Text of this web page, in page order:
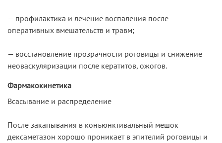
— профилактика и лечение воспаления после
оперативных вмешательств и травм;
— восстановление прозрачности роговицы и снижение
неоваскуляризации после кератитов, ожогов.
Фармакокинетика
Всасывание и распределение
После закапывания в конъюнктивальный мешок
дексаметазон хорошо проникает в эпителий роговицы и